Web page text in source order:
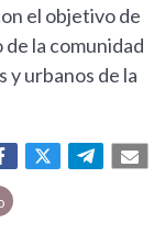
el objetivo de
la comunidad
y urbanos de la